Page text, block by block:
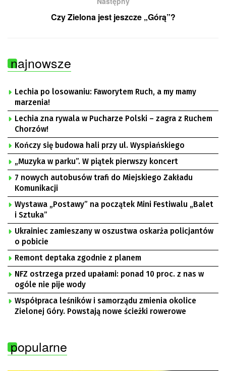
Czy Zielona jest jeszcze „Górą”?
najnowsze
Lechia po losowaniu: Faworytem Ruch, a my mamy
marzenia!
Lechia zna rywala w Pucharze Polski – zagra z Ruchem
Chorzów!
Kończy się budowa hali przy ul. Wyspiańskiego
„Muzyka w parku”. W piątek pierwszy koncert
7 nowych autobusów trafi do Miejskiego Zakładu
Komunikacji
Wystawa „Postawy” na początek Mini Festiwalu „Balet
i Sztuka”
Ukrainiec zamieszany w oszustwa oskarża policjantów
o pobicie
Remont deptaka zgodnie z planem
NFZ ostrzega przed upałami: ponad 10 proc. z nas w
ogóle nie pije wody
Współpraca leśników i samorządu zmienia okolice
Zielonej Góry. Powstają nowe ścieżki rowerowe
popularne